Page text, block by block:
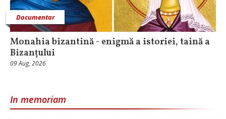
Documentar
Monahia bizantină - enigmă a istoriei, taină a
Bizanțului
09 Aug, 2026
In memoriam